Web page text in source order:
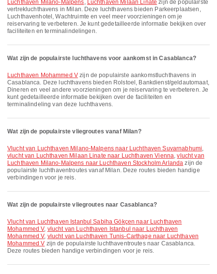
Luchthaven Milano-Malpens, Luchthaven Milaan Linate zijn de populairste
vertrek­lucht­havens in Milan. Deze luchthavens bieden Parkeerplaatsen,
Luchthavenhotel, Wachtruimte en veel meer voorzieningen om je
reiservaring te verbeteren. Je kunt gedetailleerde informatie bekijken over
faciliteiten en terminalindelingen.
Wat zijn de populairste luchthavens voor aankomst in Casablanca?
Luchthaven Mohammed Vzijn de populairste aankomstluchthavens in
Casablanca. Deze luchthavens bieden Rolstoel, Bankdienst/geldautomaat,
Dineren en veel andere voorzieningen om je reiservaring te verbeteren. Je
kunt gedetailleerde informatie bekijken over de faciliteiten en
terminalindeling van deze luchthavens.
Wat zijn de populairste vliegroutes vanaf Milan?
vlucht van Luchthaven Milano-Malpens naar Luchthaven Suvarnabhumi,
vlucht van Luchthaven Milaan Linate naar Luchthaven Vienna,vlucht van
Luchthaven Milano-Malpens naar Luchthaven Stockholm Arlanda zijn de
populairste luchthaventroutes vanaf Milan. Deze routes bieden handige
verbindingen voor je reis.
Wat zijn de populairste vliegroutes naar Casablanca?
vlucht van Luchthaven Istanbul Sabiha Gökçen naar Luchthaven
Mohammed V, vlucht van Luchthaven Istanbul naar Luchthaven
Mohammed V, vlucht van Luchthaven Tunis-Carthage naar Luchthaven
Mohammed V zijn de populairste luchthaventroutes naar Casablanca.
Deze routes bieden handige verbindingen voor je reis.